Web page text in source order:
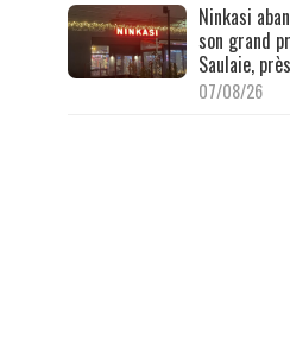
Ninkasi
son grand
Saulaie,
07/08/26